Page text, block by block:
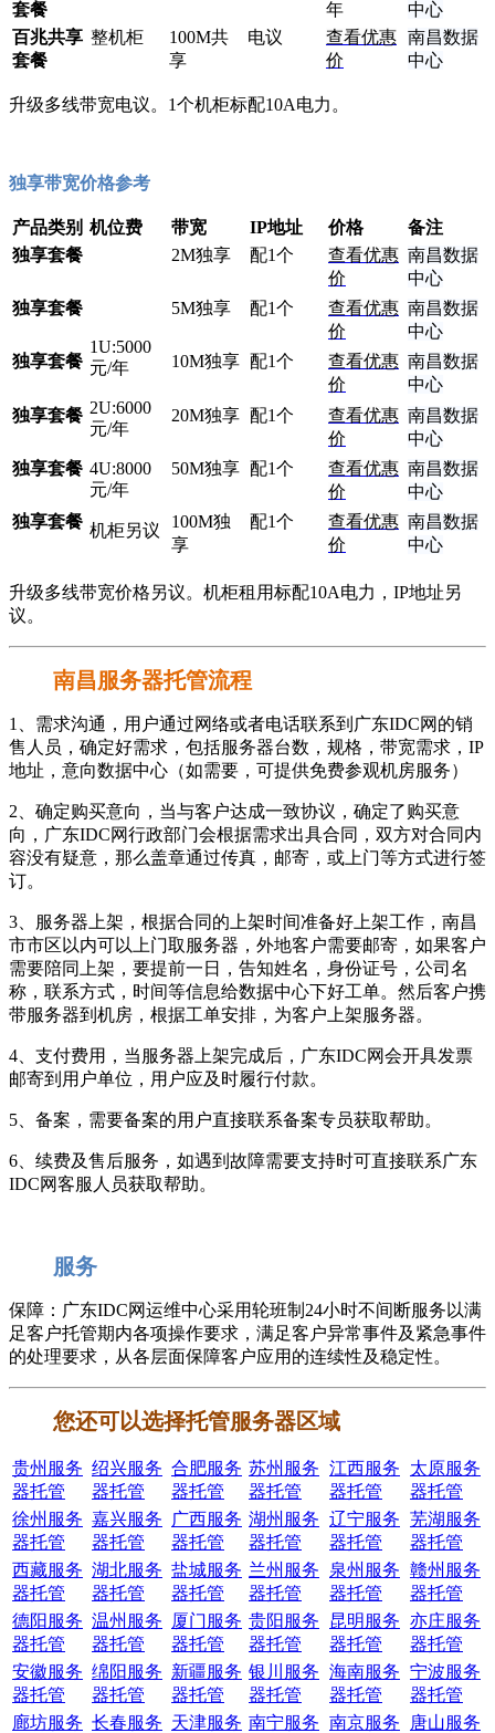
套餐 年
中心
百兆共享
套餐
整机柜
100M共
享
电议
查看优惠
价
南昌数据
中心
升级多线带宽电议。1个机柜标配10A电力。
独享带宽价格参考
产品类别 机位费 带宽 IP地址 价格
备注
独享套餐
1U:5000
元/年
2U:6000
元/年
4U:8000
元/年
机柜另议
2M独享 配1个
查看优惠
价
南昌数据
中心
独享套餐
5M独享 配1个
查看优惠
价
南昌数据
中心
独享套餐
10M独享 配1个
查看优惠
价
南昌数据
中心
独享套餐
20M独享 配1个
查看优惠
价
南昌数据
中心
独享套餐
50M独享 配1个
查看优惠
价
南昌数据
中心
独享套餐
100M独
享
配1个
查看优惠
价
南昌数据
中心
升级多线带宽价格另议。机柜租用标配10A电力，IP地址另
议。
南昌服务器托管流程
1、需求沟通，用户通过网络或者电话联系到广东IDC网的销
售人员，确定好需求，包括服务器台数，规格，带宽需求，IP
地址，意向数据中心（如需要，可提供免费参观机房服务）
2、确定购买意向，当与客户达成一致协议，确定了购买意
向，广东IDC网行政部门会根据需求出具合同，双方对合同内
容没有疑意，那么盖章通过传真，邮寄，或上门等方式进行签
订。
3、服务器上架，根据合同的上架时间准备好上架工作，南昌
市市区以内可以上门取服务器，外地客户需要邮寄，如果客户
需要陪同上架，要提前一日，告知姓名，身份证号，公司名
称，联系方式，时间等信息给数据中心下好工单。然后客户携
带服务器到机房，根据工单安排，为客户上架服务器。
4、支付费用，当服务器上架完成后，广东IDC网会开具发票
邮寄到用户单位，用户应及时履行付款。
5、备案，需要备案的用户直接联系备案专员获取帮助。
6、续费及售后服务，如遇到故障需要支持时可直接联系广东
IDC网客服人员获取帮助。
服务
保障：广东IDC网运维中心采用轮班制24小时不间断服务以满
足客户托管期内各项操作要求，满足客户异常事件及紧急事件
的处理要求，从各层面保障客户应用的连续性及稳定性。
您还可以选择托管服务器区域
贵州服务
器托管
绍兴服务
器托管
合肥服务
器托管
苏州服务
器托管
江西服务
器托管
太原服务
器托管
徐州服务
器托管
嘉兴服务
器托管
广西服务
器托管
湖州服务
器托管
辽宁服务
器托管
芜湖服务
器托管
西藏服务
器托管
湖北服务
器托管
盐城服务
器托管
兰州服务
器托管
泉州服务
器托管
赣州服务
器托管
德阳服务
器托管
温州服务
器托管
厦门服务
器托管
贵阳服务
器托管
昆明服务
器托管
亦庄服务
器托管
安徽服务
器托管
绵阳服务
器托管
新疆服务
器托管
银川服务
器托管
海南服务
器托管
宁波服务
器托管
廊坊服务 长春服务 天津服务 南宁服务 南京服务
唐山服务